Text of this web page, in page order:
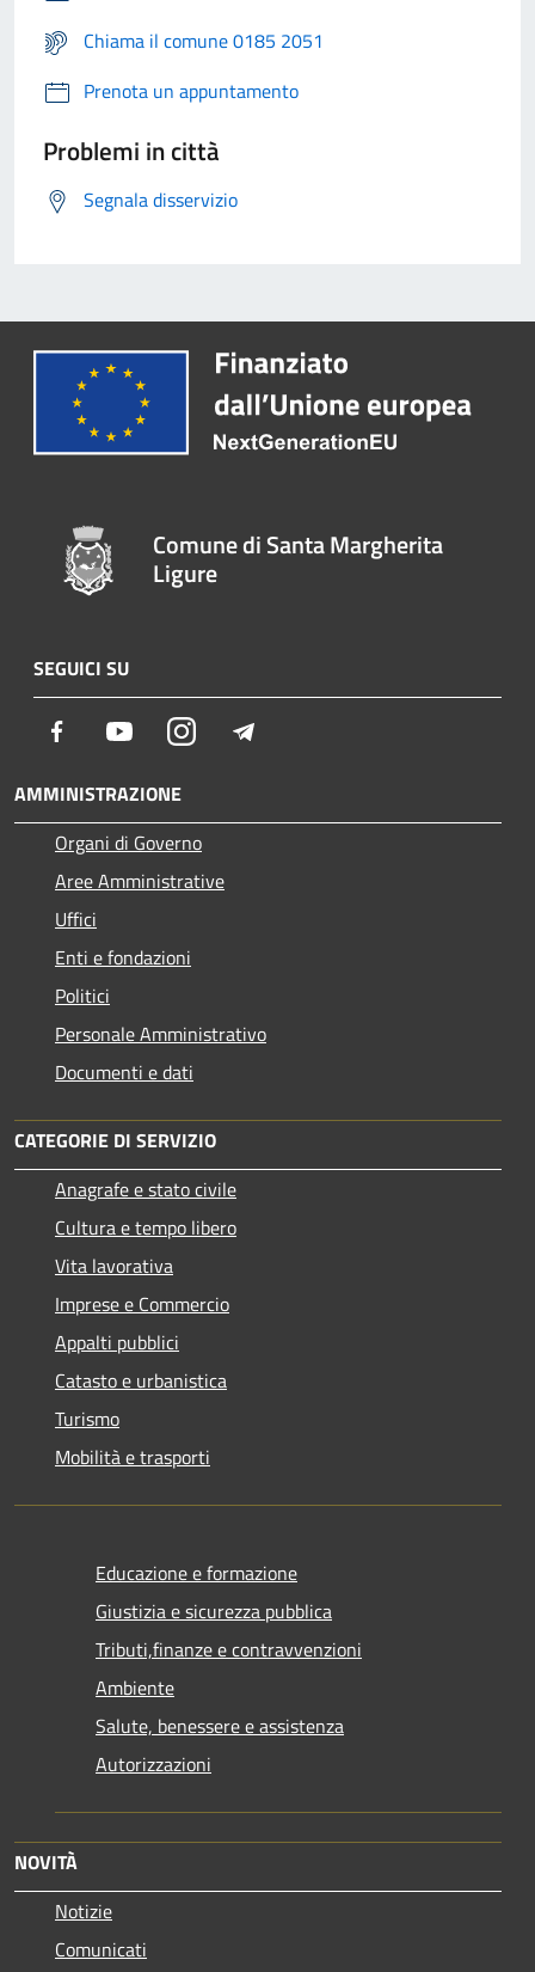
Chiama il comune 0185 2051
Prenota un appuntamento
Problemi in città
Segnala disservizio
Comune di Santa Margherita
Ligure
SEGUICI SU
Facebook YoutubeInstagram
AMMINISTRAZIONE
Organi di Governo
Aree Amministrative
Uffici
Enti e fondazioni
Politici
Personale Amministrativo
Documenti e dati
CATEGORIE DI SERVIZIO
Anagrafe e stato civile
Cultura e tempo libero
Vita lavorativa
Imprese e Commercio
Appalti pubblici
Catasto e urbanistica
Turismo
Mobilità e trasporti
Educazione e formazione
Giustizia e sicurezza pubblica
Tributi,finanze e contravvenzioni
Ambiente
Salute, benessere e assistenza
Autorizzazioni
NOVITÀ
Notizie
Comunicati